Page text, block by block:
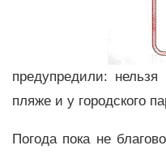
предупредили:
пляже и у городского
Погода пока не